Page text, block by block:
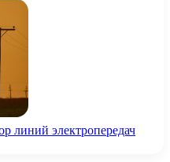
линий электропередач